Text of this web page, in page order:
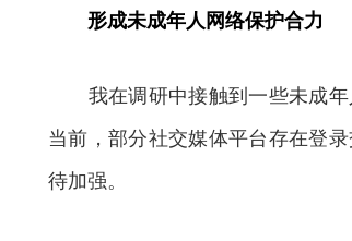
形成未成年人网络保护合力
我在调研中接触到一些未成年
当前，部分社交媒体平台存在登
待加强。